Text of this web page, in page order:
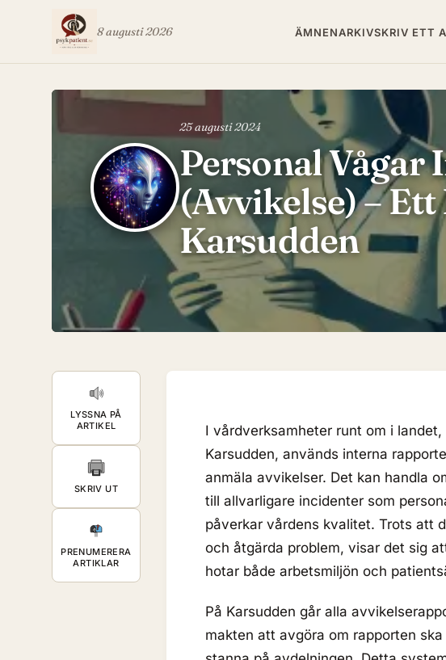
8 augusti 2026 ÄMNENARKIVSKRIV ETT
25 augusti 2024
Personal Vågar
(Avvikelse) –
Karsudden
LYSSNA PÅ
ARTIKEL
SKRIV UT
PRENUMERERA
ARTIKLAR
I vårdverksamheter runt om i
Karsudden, används interna
anmäla avvikelser. Det kan handla
till allvarligare incidenter som
påverkar vårdens kvalitet. Trots att
och åtgärda problem, visar det sig
hotar både arbetsmiljön och
På Karsudden går alla
makten att avgöra om rapporten